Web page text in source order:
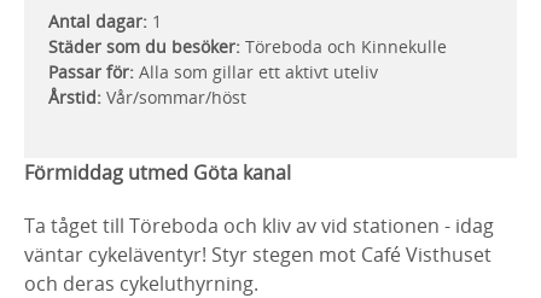
Antal dagar: 1
Städer som du besöker: Töreboda och Kinnekulle
Passar för: Alla som gillar ett aktivt uteliv
Årstid: Vår/sommar/höst
Förmiddag utmed Göta kanal
Ta tåget till Töreboda och kliv av vid stationen - idag
väntar cykeläventyr! Styr stegen mot Café Visthuset
och deras cykeluthyrning.